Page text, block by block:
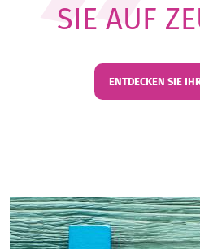
SIE AUF
ENTDECKEN SIE